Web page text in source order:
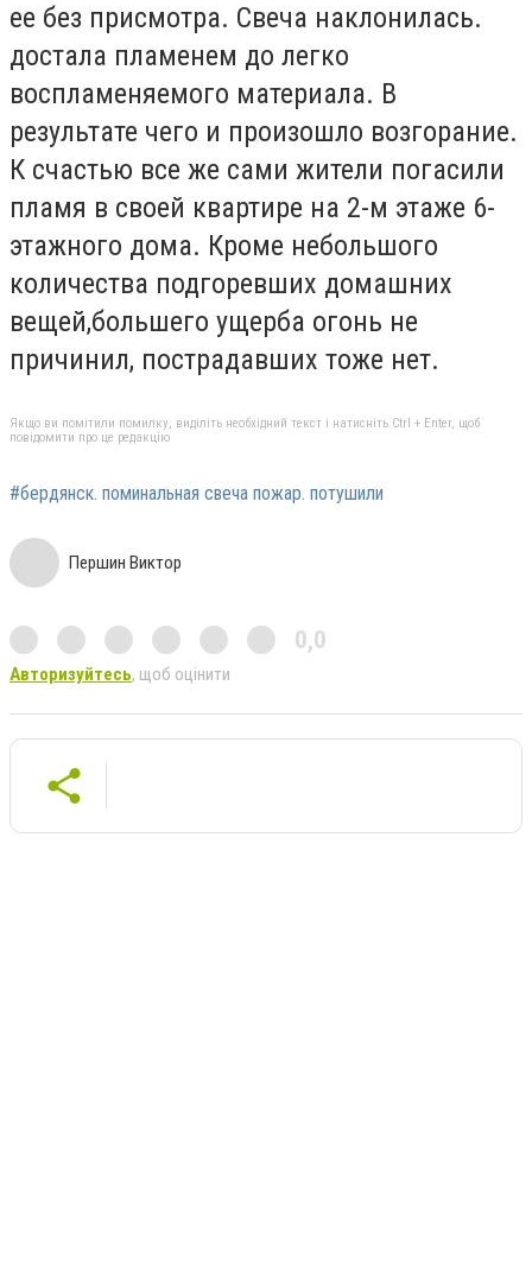
ее без присмотра. Свеча наклонилась.
достала пламенем до легко
воспламеняемого материала. В
результате чего и произошло возгорание.
К счастью все же сами жители погасили
пламя в своей квартире на 2-м этаже 6-
этажного дома. Кроме небольшого
количества подгоревших домашних
вещей,большего ущерба огонь не
причинил, пострадавших тоже нет.
Якщо ви помітили помилку, виділіть необхідний текст і натисніть Ctrl + Enter, щоб
повідомити про це редакцію
#бердянск. поминальная свеча пожар. потушили
Першин Виктор
0,0
Авторизуйтесь, щоб оцінити